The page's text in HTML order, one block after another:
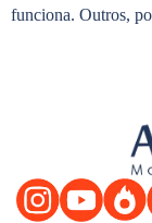
funciona. Outros,